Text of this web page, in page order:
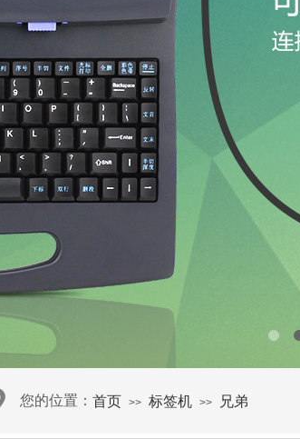
您的位置： 首页 >> 标签机 >> 兄弟